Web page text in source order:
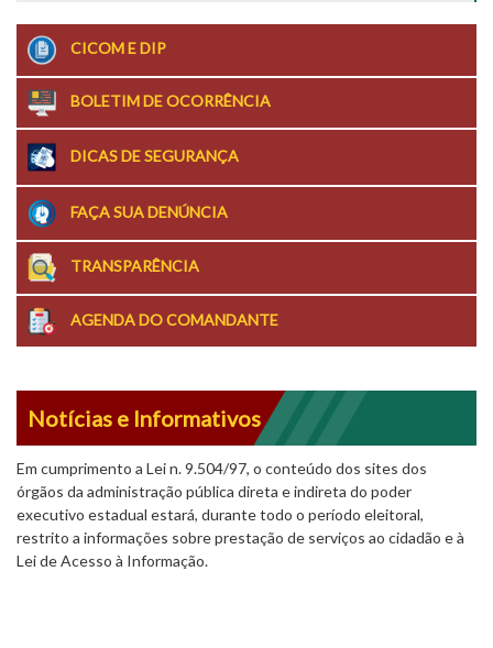
CICOM E DIP
BOLETIM DE OCORRÊNCIA
DICAS DE SEGURANÇA
FAÇA SUA DENÚNCIA
TRANSPARÊNCIA
AGENDA DO COMANDANTE
Notícias e Informativos
Em cumprimento a Lei n. 9.504/97, o conteúdo dos sites dos
órgãos da administração pública direta e indireta do poder
executivo estadual estará, durante todo o período eleitoral,
restrito a informações sobre prestação de serviços ao cidadão e à
Lei de Acesso à Informação.